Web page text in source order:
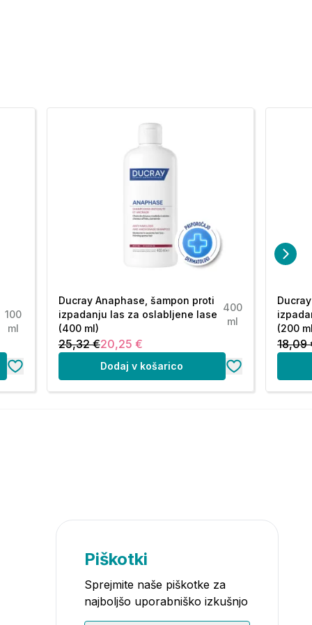
100
ml
Ducray Anaphase, šampon proti
izpadanju las za oslabljene lase
(400 ml)
400
ml
25,32 €20,25 €
Dodaj v košarico
(200
18,09
Piškotki
Sprejmite naše piškotke za
najboljšo uporabniško izkušnjo